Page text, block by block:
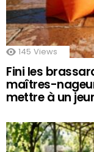
145 Views
Fini les
maîtres-
mettre à un